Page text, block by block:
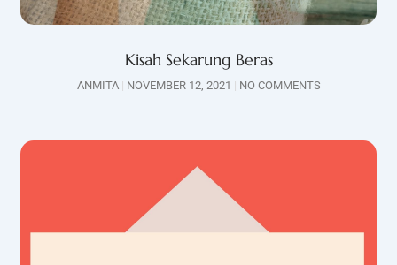
Kisah Sekarung Beras
ANMITA NOVEMBER 12, 2021 NO COMMENTS